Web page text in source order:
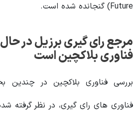
Future) گنجانده شده است.
مرجع رای گیری برزیل در
فناوری بلاکچین است
بررسی فناوری بلاکچین در
فناوری‌ های رای‌ گیری، در نظر گرفته